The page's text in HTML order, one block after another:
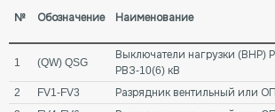
№ Обозначение Наименование
1 (QW) QSG
Выключатели нагрузки (ВНР)
РВЗ-10(6) кВ
2 FV1-FV3 Разрядник вентильный или